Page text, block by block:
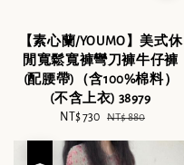
【素心蘭/YOUMO】美式休
閒寬鬆寬褲彎刀褲牛仔褲
(配腰帶)（含100%棉料）
(不含上衣) 38979
Sale
NT$ 730 Regular
NT$ 880